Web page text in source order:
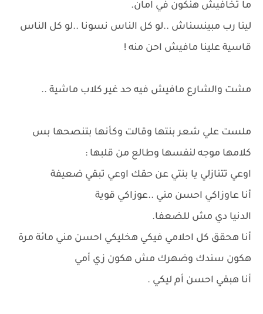
ما تخافيش هنكون في امان.
لينا رب مبينسناش ..لو كل الناس نسونا ..لو كل الناس
قاسية علينا مافيش احن منه !
مشت والشارع مافيش فيه حد غير كلاب ماشية ..
ملست علي شعر بنتها وقالت وكأنها بتنصحها بس
كلامها موجه لنفسها وطالع من قلبها :
اوعي تتنازلي يا بنتي عن حقك اوعي تبقي ضعيفة
أنا عاوزاكي احسن مني ..عوزاكي قوية
الدنيا دي مش للضعفا.
أنا هحقق كل احلامي فيكي هخليكي احسن مني مائة مرة
هكون سندك وضهرك مش هكون زي أمي
أنا هبقي احسن أم ليكي .